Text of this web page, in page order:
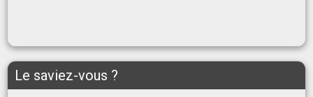
Le saviez-vous ?